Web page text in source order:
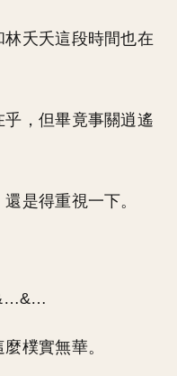
夭夭這段時間也在
，但畢竟事關逍遙
是得重視一下。
樸實無華。